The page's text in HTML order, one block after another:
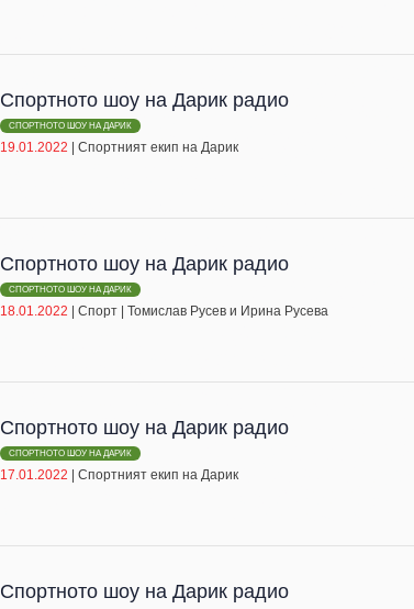
Спортното шоу на Дарик радио
СПОРТНОТО ШОУ НА ДАРИК
19.01.2022 |Спортният екип на Дарик
Спортното шоу на Дарик радио
СПОРТНОТО ШОУ НА ДАРИК
18.01.2022 |Спорт |Томислав Русев и Ирина Русева
Спортното шоу на Дарик радио
СПОРТНОТО ШОУ НА ДАРИК
17.01.2022 |Спортният екип на Дарик
Спортното шоу на Дарик радио